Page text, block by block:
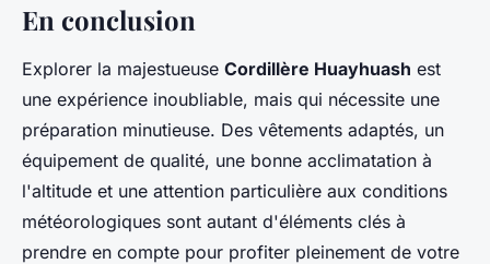
En conclusion
Explorer la majestueuse Cordillère Huayhuash est
une expérience inoubliable, mais qui nécessite une
préparation minutieuse. Des vêtements adaptés, un
équipement de qualité, une bonne acclimatation à
l'altitude et une attention particulière aux conditions
météorologiques sont autant d'éléments clés à
prendre en compte pour profiter pleinement de votre